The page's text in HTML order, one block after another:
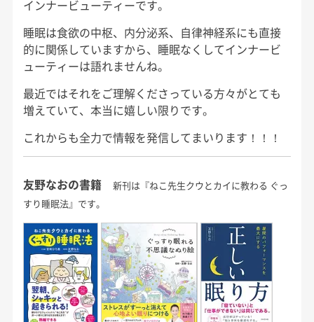
インナービューティーです。
睡眠は食欲の中枢、内分泌系、自律神経系にも直接
的に関係していますから、睡眠なくしてインナービ
ューティーは語れませんね。
最近ではそれをご理解くださっている方々がとても
増えていて、本当に嬉しい限りです。
これからも全力で情報を発信してまいります！！！
友野なおの書籍
新刊は『ねこ先生クウとカイに教わる ぐっ
すり睡眠法』です。